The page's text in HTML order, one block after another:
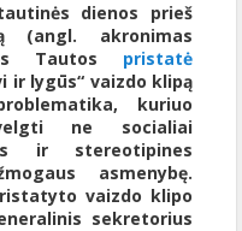
dienos prieš
(angl. akronimas
Tautos pristatė
ir lygūs“ vaizdo klipą
kuriuo
ne socialiai
ir stereotipines
asmenybę.
vaizdo klipo
sekretorius